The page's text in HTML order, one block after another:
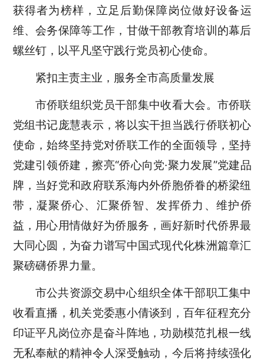
获得者为榜样，立足后勤保障岗位做好设备运
维、会务保障等工作，甘做干部教育培训的幕后
螺丝钉，以平凡坚守践行党员初心使命。
紧扣主责主业，服务全市高质量发展
市侨联组织党员干部集中收看大会。市侨联
党组书记庞慧表示，将以实干担当践行侨联初心
使命，始终坚持党对侨联工作的全面领导，坚持
党建引领侨建，擦亮“侨心向党·聚力发展”党建品
牌，当好党和政府联系海内外侨胞侨眷的桥梁纽
带，凝聚侨心、汇聚侨智、发挥侨力、维护侨
益，用心用情做好为侨服务，画好新时代侨界最
大同心圆，为奋力谱写中国式现代化株洲篇章汇
聚磅礴侨界力量。
市公共资源交易中心组织全体干部职工集中
收看直播，机关党委惠小倩谈到，百年征程充分
印证平凡岗位亦是奋斗阵地，功勋模范扎根一线
无私奉献的精神令人深受触动，今后将持续强化